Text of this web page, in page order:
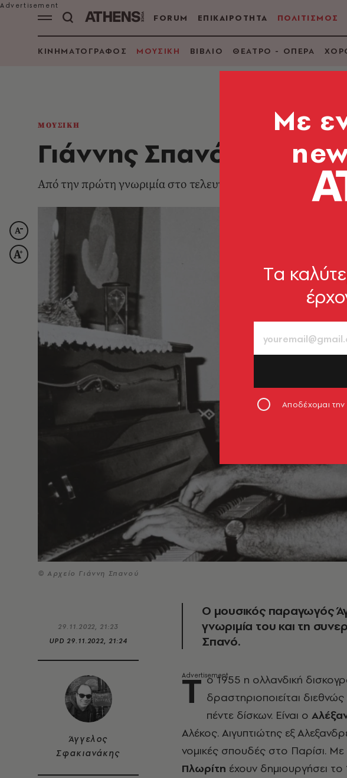
FORUM ΕΠΙΚΑΙΡΟΤΗΤΑ ΠΟΛΙΤΙΣΜΟΣ
ΚΙΝΗΜΑΤΟΓΡΑΦΟΣ ΜΟΥΣΙΚΗ ΒΙΒΛΙΟ ΘΕΑΤΡΟ - ΟΠΕΡΑ
ΜΟΥΣΙΚΗ
Γιάννης Σπανός: Ένας
Από την πρώτη γνωριμία στο τελευταίο αντίο
© Αρχείο Γιάννη Σπανού
29.11.2022, 21:23
UPD29.11.2022, 21:24
Άγγελος
Σφακιανάκης
Ο μουσικός παραγωγός
γνωριμία του και τη
Σπανό.
Τ ο 1955 η ολλανδική
δραστηριοποιείται
πέντε δίσκων. Είναι ο
Αλέκος. Αιγυπτιώτης εξ
νομικές σπουδές στο Παρίσι. Με
Πλωρίτη έχουν δημιουργήσει
Mε
Tα
Αποδέχομαι την